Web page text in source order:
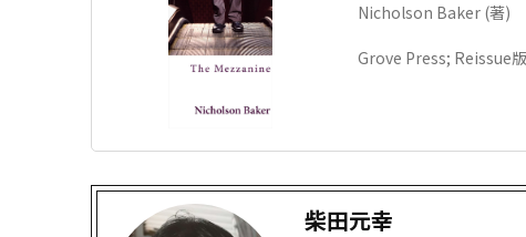
Nicholson Baker (著)
Grove Press; Reissue
柴田元幸